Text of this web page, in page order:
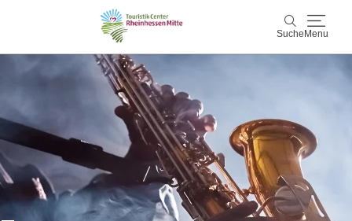
Suche Menu
Rheinhessen Mitte
Aktiv & Natur
Wein & Genuss
Kultur & Events